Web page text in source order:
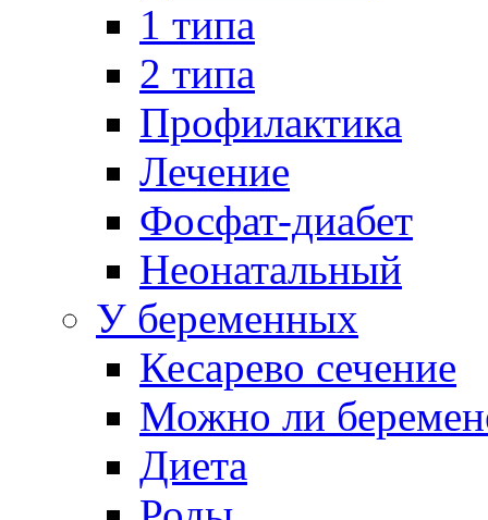
1 типа
2 типа
Профилактика
Лечение
Фосфат-диабет
Неонатальный
У беременных
Кесарево сечение
Можно ли
Диета